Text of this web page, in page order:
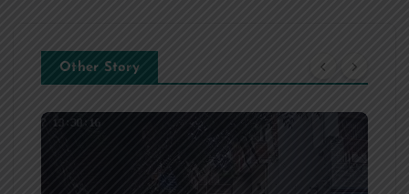
Other Story